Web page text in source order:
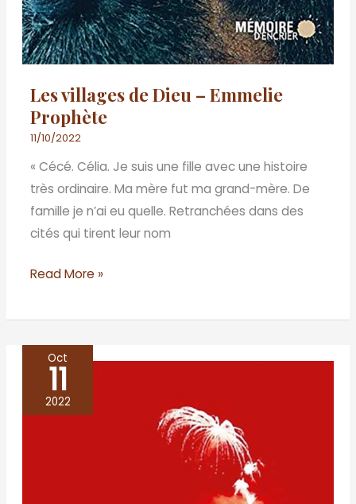
Les villages de Dieu – Emmelie
Prophète
11/10/2022
« Cécé. Célia. Je suis une fille avec une histoire
très ordinaire. Ma mère fut ma grand-mère. De
famille je n’ai eu quelle. Retranchées dans des
cités qui tirent leur nom
Read More »
Oct
11
2022
étoiles